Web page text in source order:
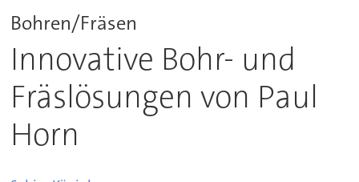
Bohren/Fräsen
Innovative Bohr- und
Fräslösungen von Paul
Horn